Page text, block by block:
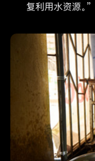
复利用水资源。”